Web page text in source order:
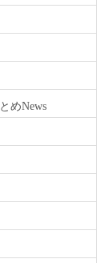
めNews